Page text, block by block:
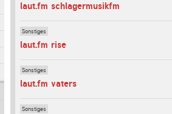
laut.fm schlagermusikfm
Sonstiges
laut.fm rise
Sonstiges
laut.fm vaters
Sonstiges